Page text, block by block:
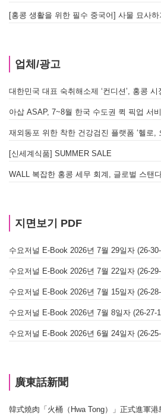
[홍콩 생활을 위한 필수 중국어] 사물 묘사하
업체/광고
아삽 ASAP, 7~8월 한국 수도권 퀵 픽업 서
재외동포 위한 착한 건강검진 플랫폼 ‘헬로,
[신세계식품] SUMMER SALE
지면보기 PDF
수요저널 E-Book 2026년 7월 29일자 (26-
수요저널 E-Book 2026년 7월 22일자 (26-
수요저널 E-Book 2026년 7월 15일자 (26-
수요저널 E-Book 2026년 7월 8일자 (26-27-
수요저널 E-Book 2026년 6월 24일자 (26-
廣東話新聞